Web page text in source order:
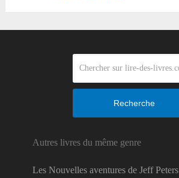
Recherche
Autres livres du même genre
Les Nouvelles aventures de Jeff Peters